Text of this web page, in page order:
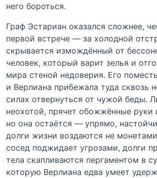
него бороться.
Граф Эстариан оказался сложнее,
первой встрече — за холодной
скрывается измождённый от
человек, который варит зелья и
мира стеной недоверия. Его
и Верлиана прибежала туда сквозь
силах отвернуться от чужой беды.
неохотой, прячет обожжённые руки
но она остаётся — упрямо,
долги жизни воздаются не
сосед поджидает угрозами, долги
тела скапливаются пергаментом в
которую Верлиана едва умеет